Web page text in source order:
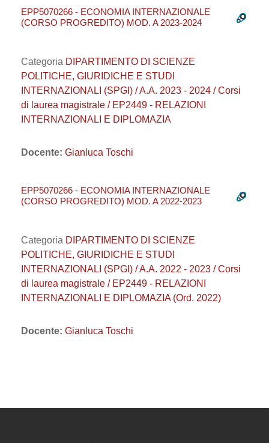
EPP5070266 - ECONOMIA INTERNAZIONALE
(CORSO PROGREDITO) MOD. A 2023-2024
Categoria DIPARTIMENTO DI SCIENZE
POLITICHE, GIURIDICHE E STUDI
INTERNAZIONALI (SPGI) / A.A. 2023 - 2024 / Corsi
di laurea magistrale / EP2449 - RELAZIONI
INTERNAZIONALI E DIPLOMAZIA
Docente: Gianluca Toschi
EPP5070266 - ECONOMIA INTERNAZIONALE
(CORSO PROGREDITO) MOD. A 2022-2023
Categoria DIPARTIMENTO DI SCIENZE
POLITICHE, GIURIDICHE E STUDI
INTERNAZIONALI (SPGI) / A.A. 2022 - 2023 / Corsi
di laurea magistrale / EP2449 - RELAZIONI
INTERNAZIONALI E DIPLOMAZIA (Ord. 2022)
Docente: Gianluca Toschi